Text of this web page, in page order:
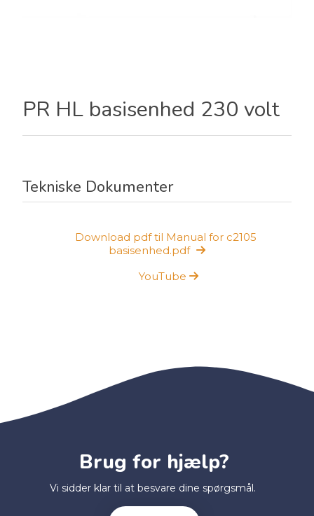
PR HL basisenhed 230 volt
Tekniske Dokumenter
Download pdf til Manual for c2105
basisenhed.pdf
YouTube
Brug for hjælp?
Vi sidder klar til at besvare dine spørgsmål.